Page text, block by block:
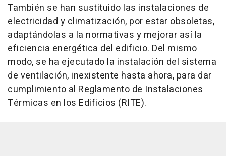
También se han sustituido las instalaciones de
electricidad y climatización, por estar obsoletas,
adaptándolas a la normativas y mejorar así la
eficiencia energética del edificio. Del mismo
modo, se ha ejecutado la instalación del sistema
de ventilación, inexistente hasta ahora, para dar
cumplimiento al Reglamento de Instalaciones
Térmicas en los Edificios (RITE).